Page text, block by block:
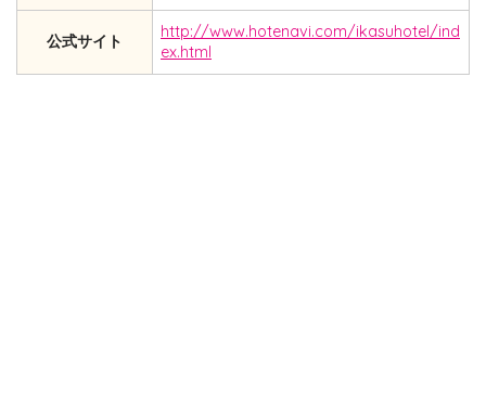
公式サイト
http://www.hotenavi.com/ikasuhotel/ind
ex.html